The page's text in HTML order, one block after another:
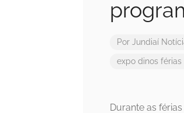
Por Jundiaí
expo dinos férias
Durante as